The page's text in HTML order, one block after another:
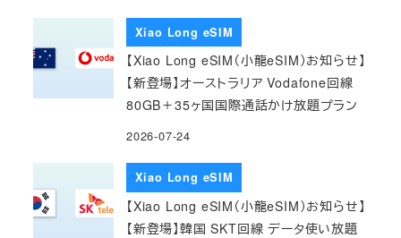
Xiao Long eSIM
【Xiao Long eSIM（小龍eSIM）お知らせ】
【新登場】オーストラリア Vodafone回線
80GB＋35ヶ国国際通話かけ放題プラン
2026-07-24
Xiao Long eSIM
【Xiao Long eSIM（小龍eSIM）お知らせ】
【新登場】韓国 SKT回線 データ使い放題